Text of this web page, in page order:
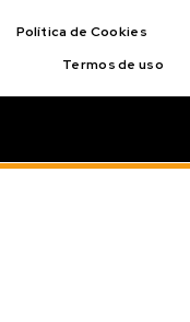
Política de Cookies
Termos de uso